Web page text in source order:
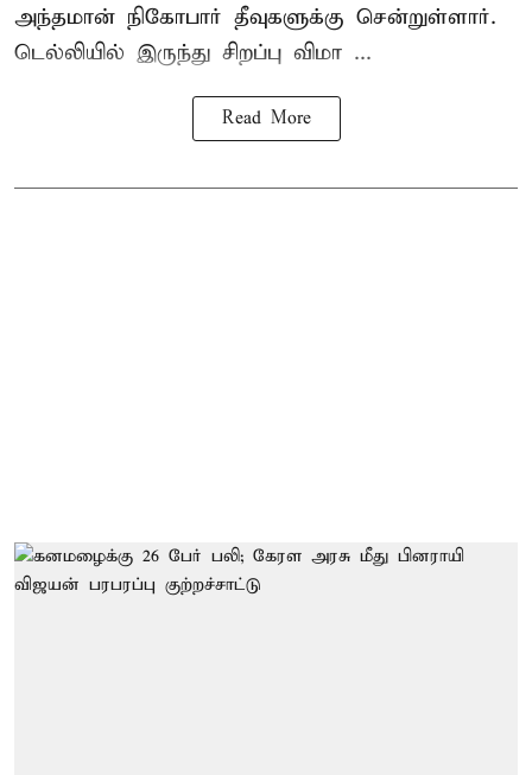
அந்தமான் நிகோபார் தீவுகளுக்கு சென்றுள்ளார்.
டெல்லியில் இருந்து சிறப்பு விமா ...
Read More